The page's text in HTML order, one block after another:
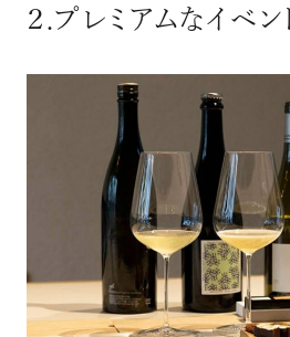
２.プレミアムなイベ